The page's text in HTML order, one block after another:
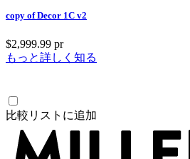
copy of Decor 1C v2
$2,999.99 pr
もっと詳しく知る
比較リストに追加